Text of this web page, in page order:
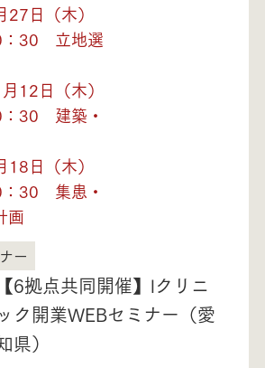
日（木）
：30 立地選
12日（木）
30 建築・
日（木）
30 集患・
画
ー
【6拠点共同開催】lクリニ
ック開業WEBセミナー（愛
県）